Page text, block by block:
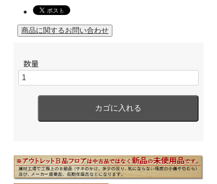
数量